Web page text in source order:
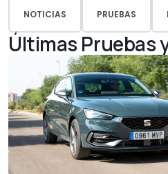
NOTICIAS PRUEBAS
Últimas Pruebas